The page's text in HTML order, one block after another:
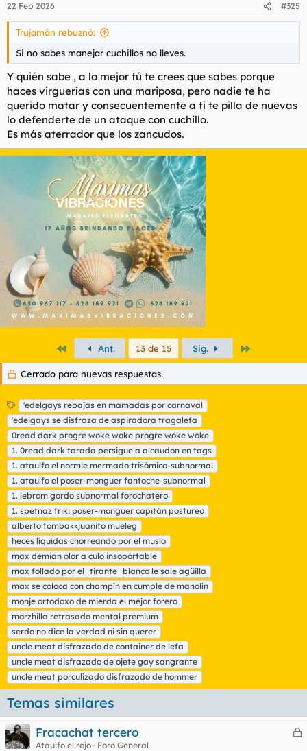
22 Feb 2026 #325
Trujamán rebuznó:
Si no sabes manejar cuchillos no lleves.
Y quién sabe , a lo mejor tú te crees que sabes porque
haces virguerías con una mariposa, pero nadie te ha
querido matar y consecuentemente a ti te pilla de nuevas
lo defenderte de un ataque con cuchillo.
Es más aterrador que los zancudos.
PrimeroAnt. 13 de 15 Sig.
Cerrado para nuevas respuestas.
E
t
i
q
u
e
t
a
s
'edelgays rebajas en mamadas por carnaval
'edelgays se disfraza de aspiradora tragalefa
0read dark progre woke woke progre woke woke
1. 0read dark tarada persigue a alcaudon en tags
1. ataulfo el normie mermado trisómico-subnormal
1. ataulfo el poser-monguer fantoche-subnormal
1. lebrom gordo subnormal forochatero
1. spetnaz friki poser-monguer capitán postureo
alberto tomba<<juanito mueleg
heces líquidas chorreando por el muslo
max demian olor a culo insoportable
max follado por el_tirante_blanco le sale agüilla
max se coloca con champín en cumple de manolín
monje ortodoxo de mierda el mejor forero
morzhilla retrasado mental premium
serdo no dice la verdad ni sin querer
uncle meat disfrazado de container de lefa
uncle meat disfrazado de ojete gay sangrante
uncle meat porculizado disfrazado de hommer
Temas similares
C
Fracachat tercero
Ataulfo el rojo
Foro General